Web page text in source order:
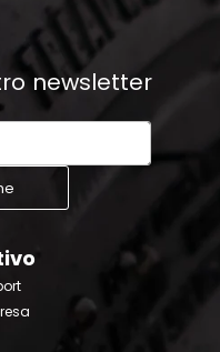
newsletter